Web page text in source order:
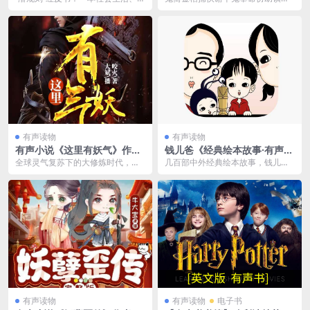
跟人生博弈！...
有声读物
有声小说《这里有妖气》作
者：咬火 主播：大斌 371集完
全球灵气复苏下的大修炼时代，人
所谓敬拜的鬼神，当...
有声读物
钱儿爸《经典绘本故事·有声
版》
几百部中外经典绘本故事，钱儿
快乐、有趣、丰富的童年...
有声读物 有声读物 电子书